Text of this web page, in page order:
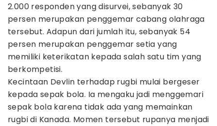
2.000 responden yang disurvei, sebanyak 30
persen merupakan penggemar cabang olahraga
tersebut. Adapun dari jumlah itu, sebanyak 54
persen merupakan penggemar setia yang
memiliki keterikatan kepada salah satu tim yang
berkompetisi.
Kecintaan Devlin terhadap rugbi mulai bergeser
kepada sepak bola. Ia mengaku jadi menggemari
sepak bola karena tidak ada yang memainkan
rugbi di Kanada. Momen tersebut rupanya menjadi